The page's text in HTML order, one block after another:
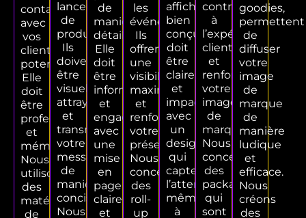
contact
avec
vos
clients
potentiels.
Elle
doit
être
professionnelle
et
mémorable.
Nous
utilisons
des
matériaux
de
lancements
de
produits.
Ils
doivent
être
visuellement
attrayants
et
transmettre
votre
message
de
manière
concise.
Nous
de
manière
détaillée.
Elle
doit
être
informative
et
engageante,
avec
une
mise
en
page
claire
et
les
événements.
Ils
offrent
une
visibilité
maximale
et
renforcent
votre
présence.
Nous
concevons
des
roll-
up
affiche
bien
conçue
doit
être
claire
et
impactante,
avec
un
design
qui
capte
l’attention
même
à
contribue
à
l’expérience
client
et
renforce
votre
image
de
marque.
Nous
concevons
des
packagings
qui
sont
goodies,
permettent
de
diffuser
votre
image
de
marque
de
manière
ludique
et
efficace.
Nous
créons
des